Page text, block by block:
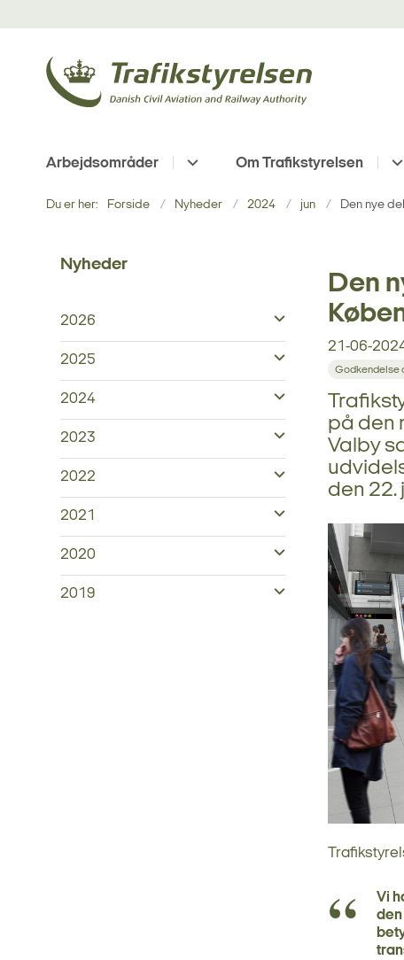
Arbejdsområder Om Trafikstyrelsen
Du er her: Forside Nyheder 2024 jun Den nye
Nyheder
2026
2025
2024
2023
2022
2021
2020
2019
Den
21-06-
Godkendelse
på den
Valby
den 22.
Vi
den